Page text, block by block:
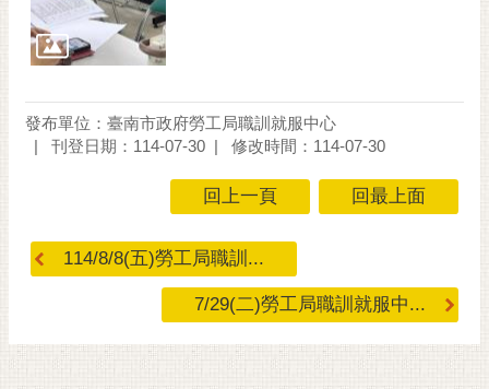
發布單位：臺南市政府勞工局職訓就服中心
刊登日期：114-07-30
修改時間：114-07-30
回上一頁 回最上面
114/8/8(五)勞工局職訓...
7/29(二)勞工局職訓就服中...